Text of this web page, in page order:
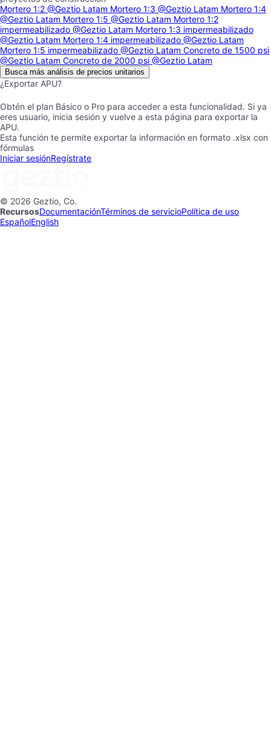
Mortero 1:2 @Geztio Latam Mortero 1:3 @Geztio Latam Mortero 1:4
@Geztio Latam Mortero 1:5 @Geztio Latam Mortero 1:2
impermeabilizado @Geztio Latam Mortero 1:3 impermeabilizado
@Geztio Latam Mortero 1:4 impermeabilizado @Geztio Latam
Mortero 1:5 impermeabilizado @Geztio Latam Concreto de 1500 psi
@Geztio Latam Concreto de 2000 psi @Geztio Latam
Busca más análisis de precios unitarios
¿Exportar APU?
Obtén el plan Básico o Pro para acceder a esta funcionalidad. Si ya
eres usuario, inicia sesión y vuelve a esta página para exportar la
APU.
Esta función te permite exportar la información en formato .xlsx con
fórmulas
Iniciar sesiónRegístrate
© 2026 Geztio, Co.
RecursosDocumentaciónTérminos de servicioPolítica de uso
EspañolEnglish